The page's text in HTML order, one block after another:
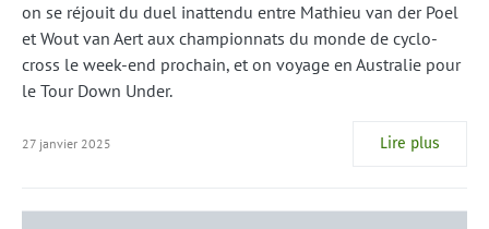
on se réjouit du duel inattendu entre Mathieu van der Poel
et Wout van Aert aux championnats du monde de cyclo-
cross le week-end prochain, et on voyage en Australie pour
le Tour Down Under.
27 janvier 2025 Lire plus